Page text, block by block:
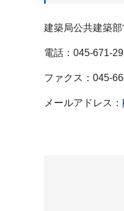
建築局公共建築
電話：045-671-
ファクス：045-
メールアドレス：